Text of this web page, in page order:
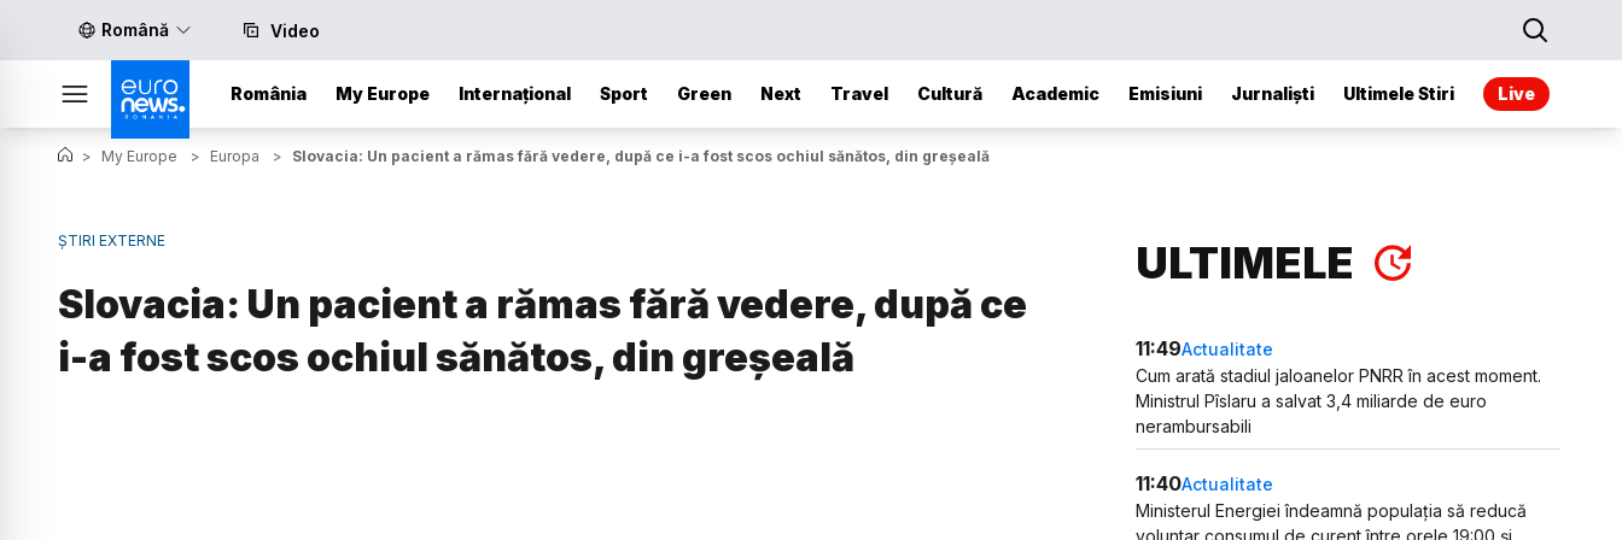
Română Video
România My Europe Internațional Sport Green Next Travel Cultură Academic Emisiuni Jurnaliști Ultimele Stiri Live
> My Europe > Europa > Slovacia: Un pacient a rămas fără vedere, după ce i-a fost scos ochiul sănătos, din greșeală
ȘTIRI EXTERNE
Slovacia: Un pacient a rămas fără vedere, după ce
i-a fost scos ochiul sănătos, din greșeală
ULTIMELE
11:49Actualitate
Cum arată stadiul jaloanelor PNRR în acest moment.
Ministrul Pîslaru a salvat 3,4 miliarde de euro
nerambursabili
11:40Actualitate
Ministerul Energiei îndeamnă populația să reducă
voluntar consumul de curent între orele 19:00 și